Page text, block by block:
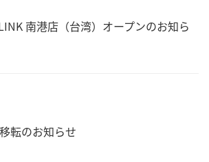
南港店（台湾）オープンのお知ら
転のお知らせ